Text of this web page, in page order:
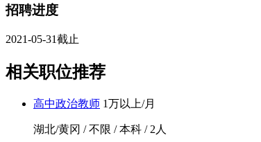
招聘进度
2021-05-31截止
相关职位推荐
高中政治教师 1万以上/月
湖北/黄冈 / 不限 / 本科 / 2人